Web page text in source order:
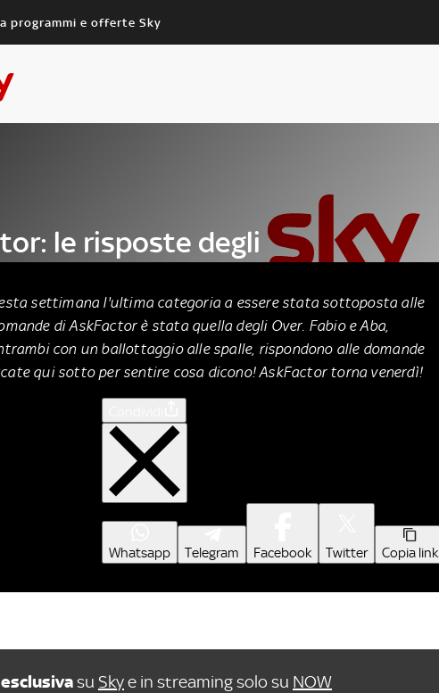
programmi e offerte Sky
le risposte degli
settimana l'ultima categoria a essere stata sottoposta alle
di AskFactor è stata quella degli Over. Fabio e Aba,
con un ballottaggio alle spalle, rispondono alle domande
qui sotto per sentire cosa dicono! AskFactor torna venerdì!
Whatsapp Telegram Facebook Twitter Copia link
esclusivasu Skye in streaming solo su NOW